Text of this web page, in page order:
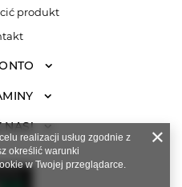
produkt
NAS!
realizacji usług zgodnie z
określić warunki
w Twojej przeglądarce.